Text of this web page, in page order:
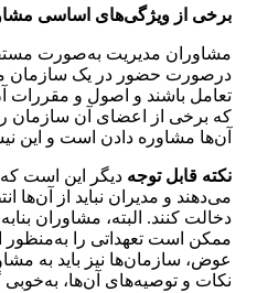
برخی از ویژگی‌های اساسی
مشاوران مدیریت به‌صورت
درصورت حضور در یک سازمان
تعامل باشند و اصول و مقررات
که برخی از اعضای آن سازمان
آن‌ها مشاوره دادن است و این
نکته قابل توجه دیگر این است
می‌دهند و مدیران نباید از آن‌ها
دخالت کنند. البته، مشاوران
ممکن است تعهداتی را به‌منظور
عوض، سازمان‌ها نیز باید به
نکات و توصیه‌های آن‌ها،